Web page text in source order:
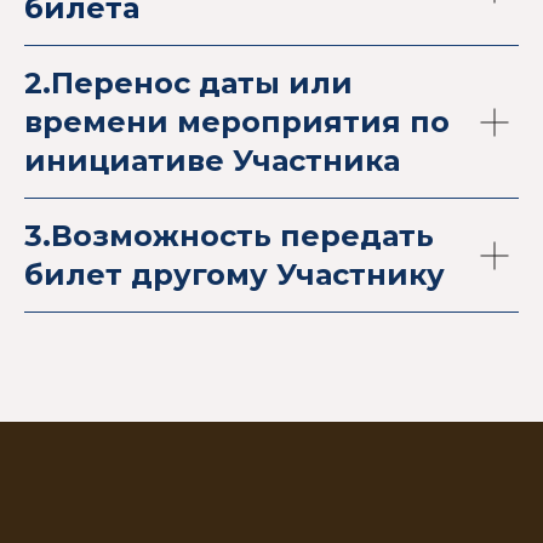
билета
2.Перенос даты или
времени мероприятия по
инициативе Участника
3.Возможность передать
билет другому Участнику